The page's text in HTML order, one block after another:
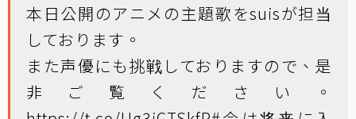
本日公開のアニメの主題歌をsuisが担当
しております。
また声優にも挑戦しておりますので、是
非ご覧ください。